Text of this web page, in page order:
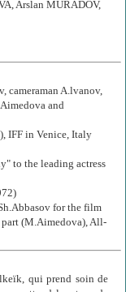
Arslan MURADOV,
cameraman A.lvanov,
and
IFF in Venice, Italy
to the leading actress
for the film
part (M.Aimedova), All-
qui prend soin de